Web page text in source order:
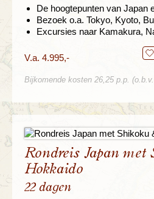
De hoogtepunten van Japan
Bezoek o.a. Tokyo, Kyoto,
Excursies naar Kamakura,
V.a. 4.995,-
Bijkomende kosten 26,25 p.p.
Rondreis Japan met
Hokkaido
22 dagen